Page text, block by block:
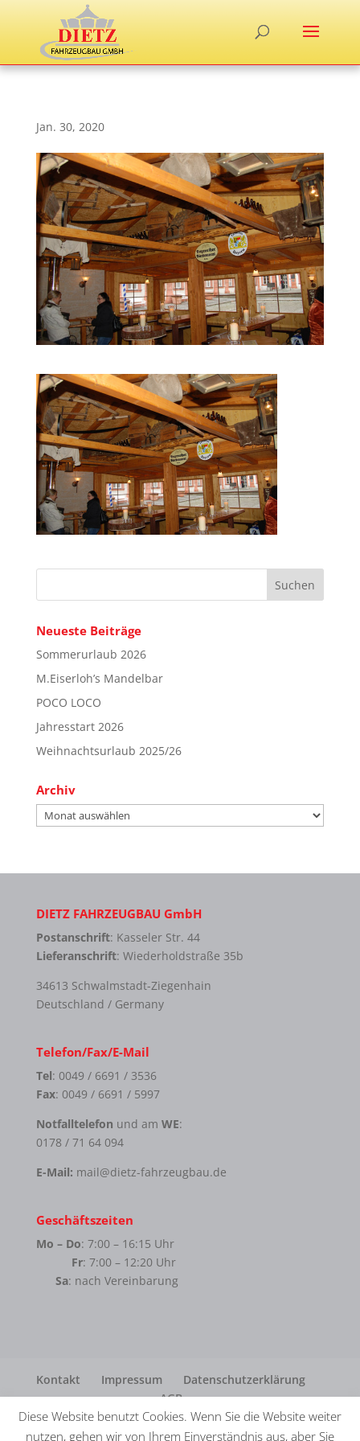
Jan. 30, 2020
Neueste Beiträge
Sommerurlaub 2026
M.Eiserloh’s Mandelbar
POCO LOCO
Jahresstart 2026
Weihnachtsurlaub 2025/26
Archiv
Archiv
DIETZ FAHRZEUGBAU GmbH
Postanschrift: Kasseler Str. 44
Lieferanschrift: Wiederholdstraße 35b
34613 Schwalmstadt-Ziegenhain
Deutschland / Germany
Telefon/Fax/E-Mail
Tel: 0049 / 6691 / 3536
Fax: 0049 / 6691 / 5997
Notfalltelefon und am WE:
0178 / 71 64 094
E-Mail: mail@dietz-fahrzeugbau.de
Geschäftszeiten
Mo – Do: 7:00 – 16:15 Uhr
Fr: 7:00 – 12:20 Uhr
Sa: nach Vereinbarung
Kontakt Impressum
Datenschutzerklärung
AGB
Diese Website benutzt Cookies. Wenn Sie die Website weiter
nutzen, gehen wir von Ihrem Einverständnis aus, aber Sie